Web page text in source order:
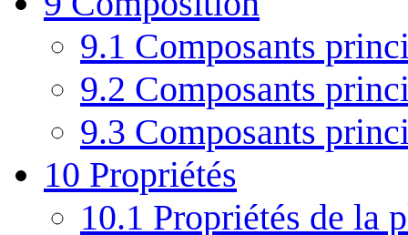
9.1 Composants
9.2 Composants
9.3 Composants
10 Propriétés
10.1 Propriétés de la